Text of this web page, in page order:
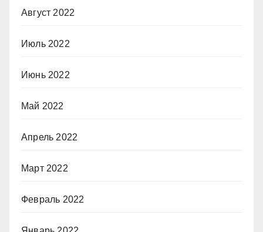
Август 2022
Июль 2022
Июнь 2022
Май 2022
Апрель 2022
Март 2022
Февраль 2022